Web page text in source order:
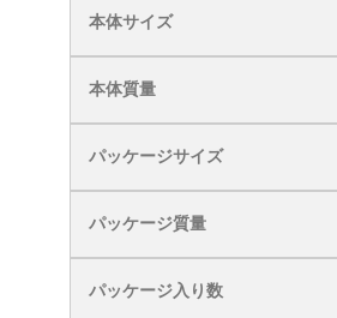
本体サイズ
本体質量
パッケージサイズ
パッケージ質量
パッケージ入り数